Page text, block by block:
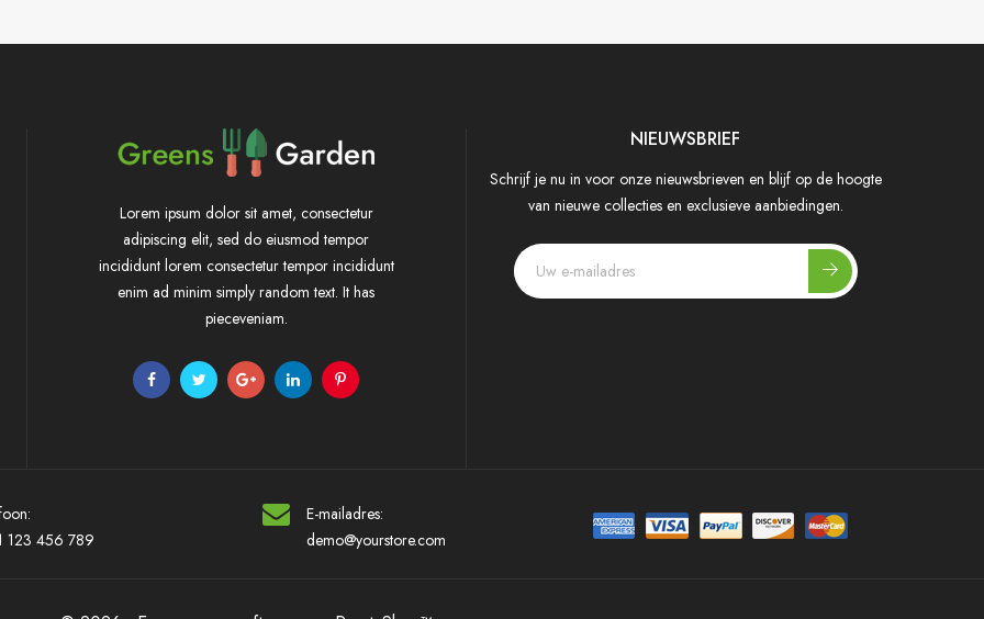
Lorem ipsum dolor sit amet, consectetur
adipiscing elit, sed do eiusmod tempor
incididunt lorem consectetur tempor incididunt
enim ad minim simply random text. It has
pieceveniam.
NIEUWSBRIEF
Schrijf je nu in voor onze nieuwsbrieven en blijf op de hoogte
van nieuwe collecties en exclusieve aanbiedingen.
123 456 789
E-mailadres:
demo@yourstore.com